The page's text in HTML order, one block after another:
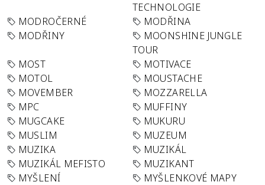
TECHNOLOGIE
MODROČERNÉ
MODŘINA
MODŘINY
MOONSHINE JUNGLE
TOUR
MOST
MOTIVACE
MOTOL
MOUSTACHE
MOVEMBER
MOZZARELLA
MPC
MUFFINY
MUGCAKE
MUKURU
MUSLIM
MUZEUM
MUZIKA
MUZIKÁL
MUZIKÁL MEFISTO
MUZIKANT
MYŠLENÍ
MYŠLENKOVÉ MAPY